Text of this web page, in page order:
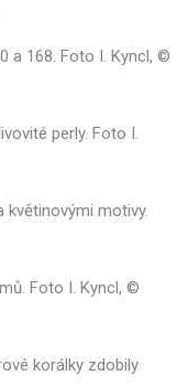
a 168. Foto I. Kyncl, ©
perly. Foto I.
květinovými motivy.
Foto I. Kyncl, ©
korálky zdobily